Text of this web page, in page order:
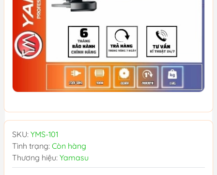
SKU: YMS-101
Tình trạng: Còn hàng
Thương hiệu: Yamasu